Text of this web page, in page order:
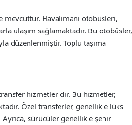
mevcuttur. Havalimanı otobüsleri,
ulaşım sağlamaktadır. Bu otobüsler,
düzenlenmiştir. Toplu taşıma
hizmetleridir. Bu hizmetler,
Özel transferler, genellikle lüks
sürücüler genellikle şehir